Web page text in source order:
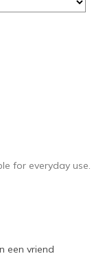
for everyday use.
een vriend